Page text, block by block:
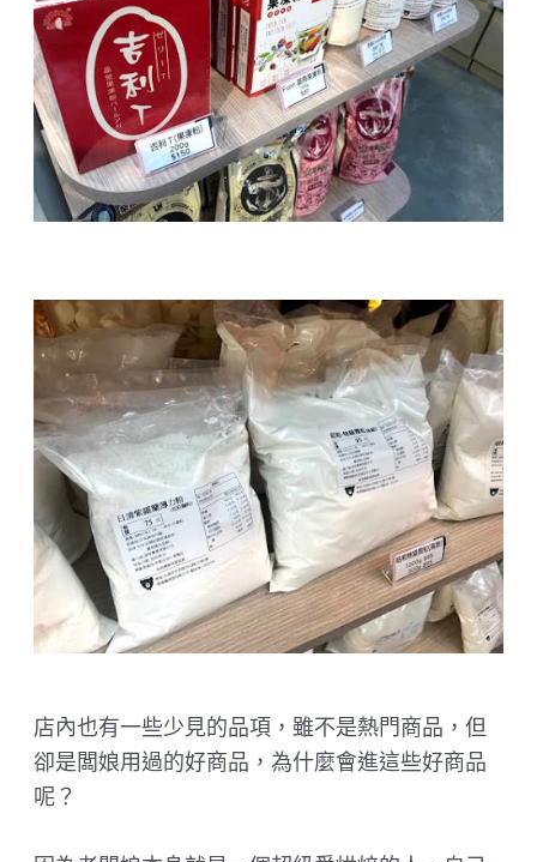
店內也有一些少見的品項，雖不是熱門商品，但
卻是闆娘用過的好商品，為什麼會進這些好商品
呢？